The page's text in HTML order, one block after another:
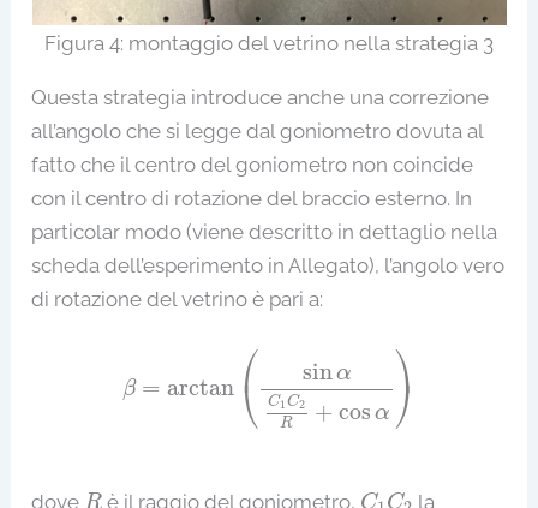
Figura 4: montaggio del vetrino nella strategia 3
Questa strategia introduce anche una correzione
all’angolo che si legge dal goniometro dovuta al
fatto che il centro del goniometro non coincide
con il centro di rotazione del braccio esterno. In
particolar modo (viene descritto in dettaglio nella
scheda dell’esperimento in Allegato), l’angolo vero
di rotazione del vetrino è pari a:
β = arctan ⎛
⎝
sinα
C1C2
R + cos α
⎞
⎠
sinα α
dove R
R è il raggio del goniometro, C C
C1 C la